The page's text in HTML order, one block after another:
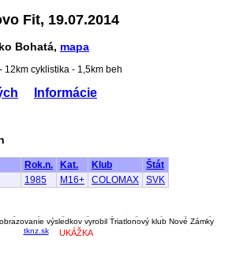
Fit, 19.07.2014
Bohatá, mapa
12km cyklistika - 1,5km beh
Informácie
Rok.n. Kat. Klub
Štát
1985 M16+ COLOMAX SVK
výsledkov vyrobil Triatlonový klub Nové Zámky
tknz.sk
UKÁŽKA